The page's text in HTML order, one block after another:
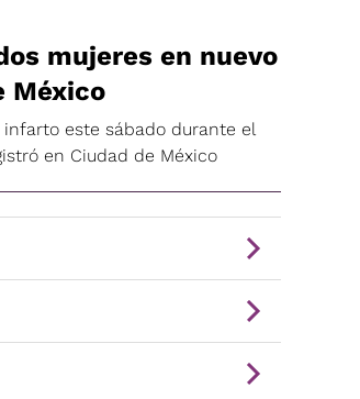
mujeres en nuevo
México
este sábado durante el
en Ciudad de México